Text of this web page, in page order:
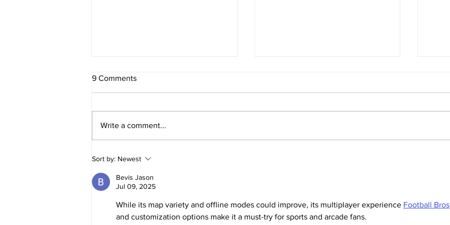
Meningkatkan Produktivitas
dengan AI: Dampak AI
terhadap Produktivitas
Karyawan di Perusahaan
9 Comments
Write a comment...
Sort by: Newest
Bevis Jason
Jul 09, 2025
While its map variety and offline modes could improve, its multiplayer experience Football Bros
and customization options make it a must-try for sports and arcade fans.